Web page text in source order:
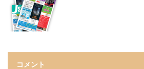
コメント